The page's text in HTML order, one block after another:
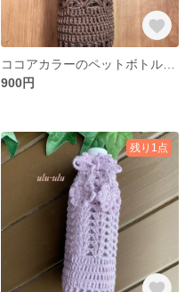
900円
残り1点